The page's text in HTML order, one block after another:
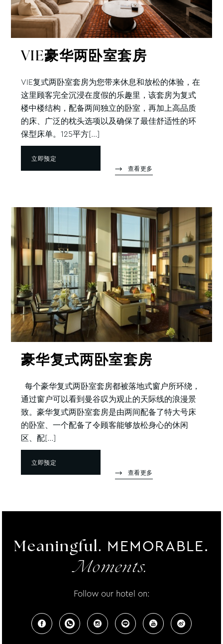
VIE豪华两卧室套房
VIE复式两卧室套房为您带来休息和放松的体验，在
这里顾客完全沉浸在度假的乐趣里，该套房为复式
楼中楼结构，配备两间独立的卧室，再加上高品质
的床、广泛的枕头选项以及确保了最佳舒适性的环
保型床单。125平方[...]
立即预定
查看更多
豪华复式两卧室套房
每个豪华复式两卧室套房都被落地式窗户所环绕，
通过窗户可以看到曼谷叹为观止的天际线的浪漫景
致。豪华复式两卧室套房是由两间配备了特大号床
的卧室、一个配备了令顾客能够放松身心的休闲
区、配[...]
立即预定
查看更多
Meaningful. MEMORABLE.
Moments.
Follow our hotel on: